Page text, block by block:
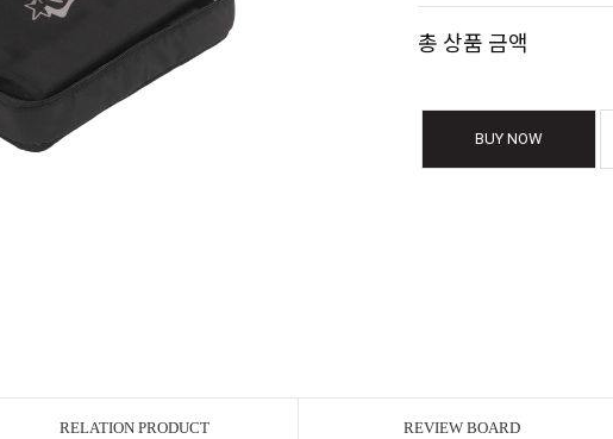
총 상품 금액
BUY NOW
RELATION PRODUCT REVIEW BOARD